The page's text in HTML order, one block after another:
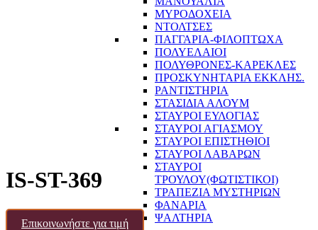
ΜΥΡΟΔΟΧΕΙΑ
ΝΤΟΛΤΣΕΣ
ΠΑΓΓΑΡΙΑ-ΦΙΛΟΠΤΩΧΑ
ΠΟΛΥΕΛΑΙΟΙ
ΠΟΛΥΘΡΟΝΕΣ-ΚΑΡΕΚΛΕΣ
ΠΡΟΣΚΥΝΗΤΑΡΙΑ ΕΚΚΛΗΣ.
ΡΑΝΤΙΣΤΗΡΙΑ
ΣΤΑΣΙΔΙΑ ΑΛΟΥΜ
ΣΤΑΥΡΟΙ ΕΥΛΟΓΙΑΣ
ΣΤΑΥΡΟΙ ΑΓΙΑΣΜΟΥ
ΣΤΑΥΡΟΙ ΕΠΙΣΤΗΘΙΟΙ
ΣΤΑΥΡΟΙ ΛΑΒΑΡΩΝ
ΣΤΑΥΡΟΙ
ΤΡΟΥΛΟΥ(ΦΩΤΙΣΤΙΚΟΙ)
ΤΡΑΠΕΖΙΑ ΜΥΣΤΗΡΙΩΝ
ΦΑΝΑΡΙΑ
ΨΑΛΤΗΡΙΑ
IS-ST-369
Επικοινωνήστε για τιμή